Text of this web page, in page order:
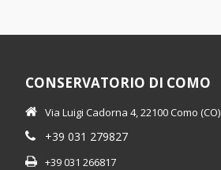
CONSERVATORIO DI COMO
Via Luigi Cadorna 4, 22100 Como (CO)
+39 031 279827
+39 031 266817